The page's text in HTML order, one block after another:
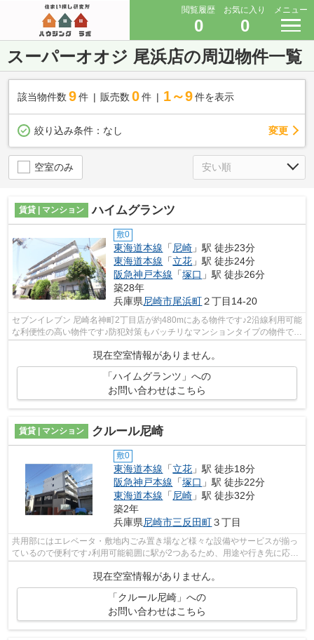
閲覧履歴
0
お気に入り
0
メニュー
スーパーオオジ 尾浜店の周辺物件一覧
該当物件数 9件 販売数 0 件 1～9 件を表示
絞り込み条件： なし 変更
空室のみ
賃貸 | マンション ハイムグランツ
敷0
東海道本線 「尼崎 」駅 徒歩23分
東海道本線 「立花 」駅 徒歩24分
阪急神戸本線 「塚口 」駅 徒歩26分
築28年
兵庫県尼崎市尾浜町２丁目14-20
セブンイレブン 尼崎名神町2丁目店が約480mにある物件です♪2沿線利用可能
な利便性の高い物件です♪防犯対策もバッチリなマンションタイプの物件です
現在空室情報がありません。
「ハイムグランツ」への
お問い合わせはこちら
賃貸 | マンション クルール尼崎
敷0
東海道本線 「立花 」駅 徒歩18分
阪急神戸本線 「塚口 」駅 徒歩22分
東海道本線 「 尼崎 」駅 徒歩32分
築2年
兵庫県尼崎市三反田町３丁目
共用部にはエレベータ・敷地内ごみ置き場など様々な設備やサービスが揃っ
ているので便利です♪利用可能範囲に駅が2つあるため、用途や行き先に応じ
現在空室情報がありません。
「クルール尼崎」への
お問い合わせはこちら